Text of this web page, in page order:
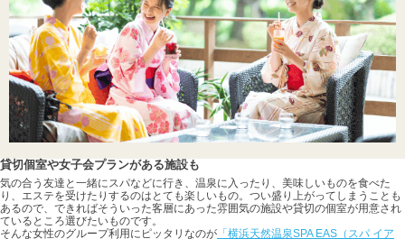
貸切個室や女子会プランがある施設も
気の合う友達と一緒にスパなどに行き、温泉に入ったり、美味しいものを食べた
り、エステを受けたりするのはとても楽しいもの。つい盛り上がってしまうことも
あるので、できればそういった客層にあった雰囲気の施設や貸切の個室が用意され
ているところ選びたいものです。
そんな女性のグループ利用にピッタリなのが 「横浜天然温泉SPA EAS（スパ イア